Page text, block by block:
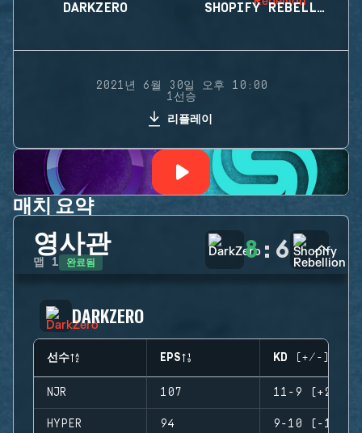
DARKZERO SHOPIFY REBELLION
2021년 6월 30일 오후 10:00
1선승
리플레이
매치 요약
영사관
맵 1 완료됨 8: 6
DARKZERO
선수 EPS KD (+/-)
NJR 107 11-9 (+2)
HYPER 94 9-10 (-1)